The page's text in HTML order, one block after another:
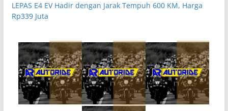
LEPAS E4 EV Hadir dengan Jarak Tempuh 600 KM, Harga
Rp339 Juta